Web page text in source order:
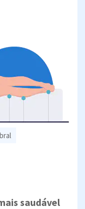
saudável